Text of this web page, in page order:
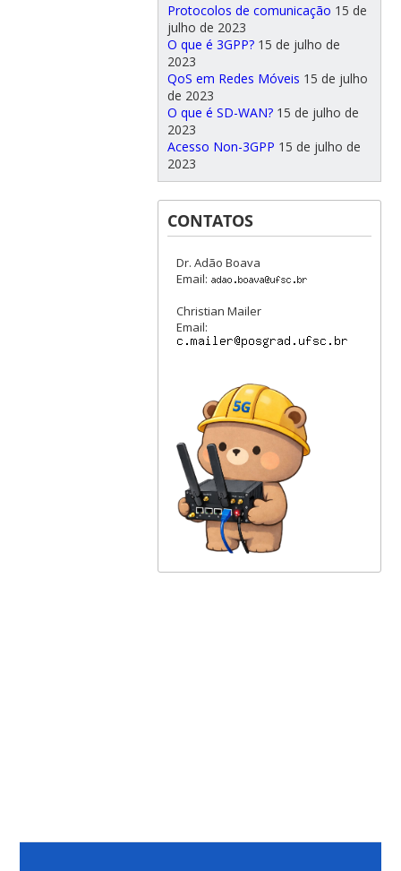
Protocolos de comunicação 15 de
julho de 2023
O que é 3GPP? 15 de julho de
2023
QoS em Redes Móveis 15 de julho
de 2023
O que é SD-WAN? 15 de julho de
2023
Acesso Non-3GPP 15 de julho de
2023
CONTATOS
Dr. Adão Boava
Email:
Christian Mailer
Email: